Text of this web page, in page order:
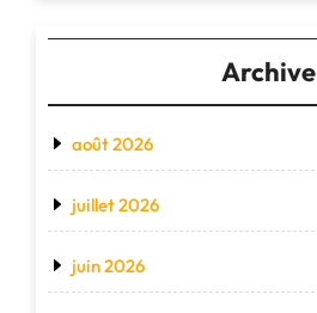
Archive
août 2026
juillet 2026
juin 2026